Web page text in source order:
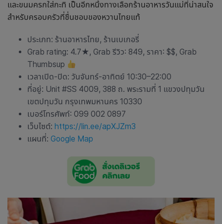
และขนมครกใส่กะทิ เป็นอีกหนึ่งทางเลือกร้านอาหารวันแม่ที่น่าสนใจ
สำหรับครอบครัวที่ชื่นชอบของหวานไทยแท้
ประเภท: ร้านอาหารไทย, ร้านเบเกอรี่
Grab rating: 4.7★, Grab รีวิว: 849, ราคา: $$, Grab
Thumbsup
เวลาเปิด-ปิด: วันจันทร์-อาทิตย์ 10:30–22:00
ที่อยู่: Unit #SS 4009, 388 ถ. พระรามที่ 1 แขวงปทุมวัน
เขตปทุมวัน กรุงเทพมหานคร 10330
เบอร์โทรศัพท์: 099 002 0897
เว็บไซต์: https://lin.ee/apXJZm3
แผนที่: Google Map